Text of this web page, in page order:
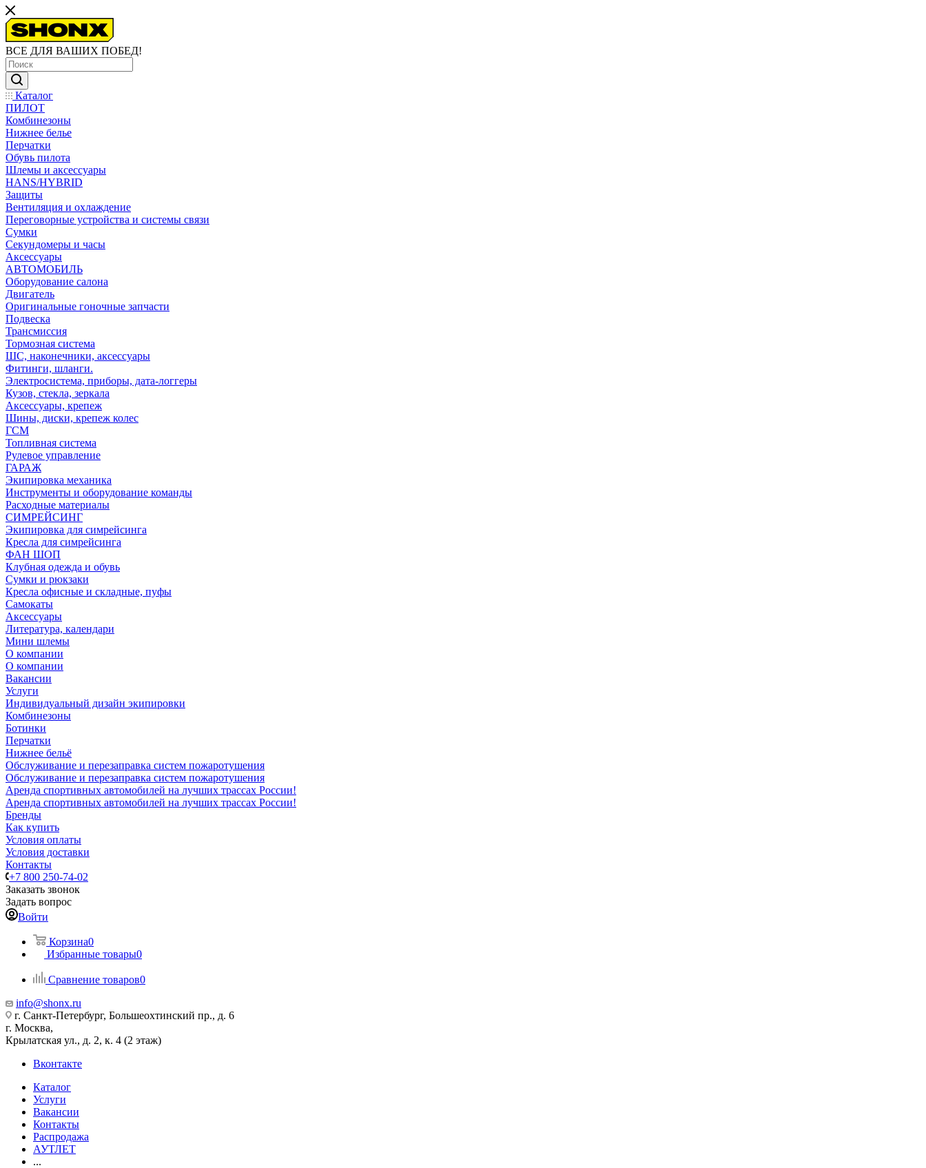
ВСЕ ДЛЯ ВАШИХ ПОБЕД!
Каталог
ПИЛОТ
Комбинезоны
Нижнее белье
Перчатки
Обувь пилота
Шлемы и аксессуары
HANS/HYBRID
Защиты
Вентиляция и охлаждение
Переговорные устройства и системы связи
Сумки
Секундомеры и часы
Аксессуары
АВТОМОБИЛЬ
Оборудование салона
Двигатель
Оригинальные гоночные запчасти
Подвеска
Трансмиссия
Тормозная система
ШС, наконечники, аксессуары
Фитинги, шланги.
Электросистема, приборы, дата-логгеры
Кузов, стекла, зеркала
Аксессуары, крепеж
Шины, диски, крепеж колес
ГСМ
Топливная система
Рулевое управление
ГАРАЖ
Экипировка механика
Инструменты и оборудование команды
Расходные материалы
СИМРЕЙСИНГ
Экипировка для симрейсинга
Кресла для симрейсинга
ФАН ШОП
Клубная одежда и обувь
Сумки и рюкзаки
Кресла офисные и складные, пуфы
Самокаты
Аксессуары
Литература, календари
Мини шлемы
О компании
О компании
Вакансии
Услуги
Индивидуальный дизайн экипировки
Комбинезоны
Ботинки
Перчатки
Нижнее бельё
Обслуживание и перезаправка систем пожаротушения
Обслуживание и перезаправка систем пожаротушения
Аренда спортивных автомобилей на лучших трассах России!
Аренда спортивных автомобилей на лучших трассах России!
Бренды
Как купить
Условия оплаты
Условия доставки
Контакты
+7 800 250-74-02
Заказать звонок
Задать вопрос
Войти
Корзина0
Избранные товары0
Сравнение товаров0
info@shonx.ru
г. Санкт-Петербург, Большеохтинский пр., д. 6
г. Москва,
Крылатская ул., д. 2, к. 4 (2 этаж)
Вконтакте
Каталог
Услуги
Вакансии
Контакты
Распродажа
АУТЛЕТ
...